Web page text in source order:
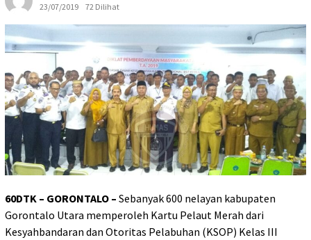
23/07/2019
72 Dilihat
60DTK – GORONTALO – Sebanyak 600 nelayan kabupaten
Gorontalo Utara memperoleh Kartu Pelaut Merah dari
Kesyahbandaran dan Otoritas Pelabuhan (KSOP) Kelas III